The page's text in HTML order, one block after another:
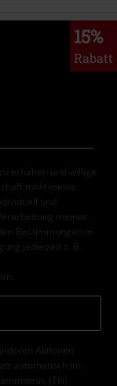
Rabatt